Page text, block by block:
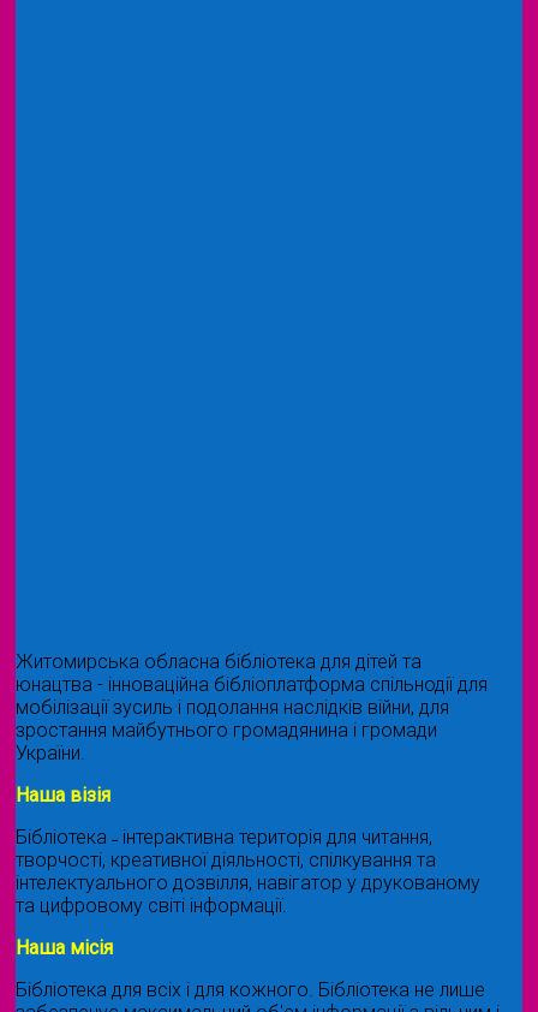
Житомирська обласна бібліотека для дітей та
юнацтва - інноваційна бібліоплатформа спільнодії для
мобілізації зусиль і подолання наслідків війни, для
зростання майбутнього громадянина і громади
України.
Наша візія
Бібліотека ˗ інтерактивна територія для читання,
творчості, креативної діяльності, спілкування та
інтелектуального дозвілля, навігатор у друкованому
та цифровому світі інформації.
Наша місія
Бібліотека для всіх і для кожного. Бібліотека не лише